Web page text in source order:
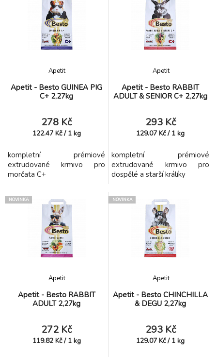
Apetit - Besto GUINEA PIG
C+ 2,27kg
Apetit
278 Kč
122.47 Kč / 1 kg
kompletní prémiové
extrudované krmivo pro
morčata C+
Apetit - Besto RABBIT
ADULT & SENIOR C+ 2,27kg
Apetit
293 Kč
129.07 Kč / 1 kg
kompletní prémiové
extrudované krmivo pro
dospělé a starší králíky
NOVINKA
Apetit - Besto RABBIT
ADULT 2,27kg
Apetit
272 Kč
119.82 Kč / 1 kg
NOVINKA
Apetit - Besto CHINCHILLA
& DEGU 2,27kg
Apetit
293 Kč
129.07 Kč / 1 kg